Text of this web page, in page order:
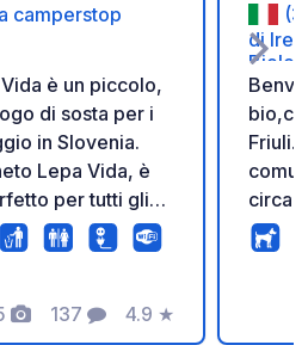
camperstop
è un piccolo,
di sosta per i
in Slovenia.
Lepa Vida, è
per tutti gli
tutti i clienti
di più sulla
del Vipava. È
137
Commenti
4.9
Valutazione
★
di
circa
mio